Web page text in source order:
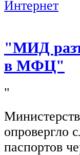
Интернет
"МИД
в МФЦ"
"
опровергло
паспортов